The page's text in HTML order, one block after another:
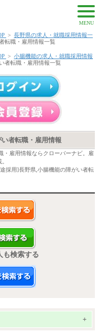
MENU
> 長野県の求人・就職採用情報一
転職・雇用情報一覧
> 小腸機能の求人・就職採用情報
者転職・雇用情報一覧
者転職・雇用情報
雇用情報ならクローバーナビ。雇
採用]長野県,小腸機能の障がい者転
も検索する
+